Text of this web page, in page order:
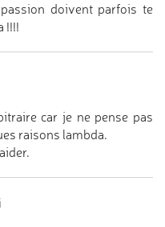
doivent parfois te
!!!!
car je ne pense pas
raisons lambda.